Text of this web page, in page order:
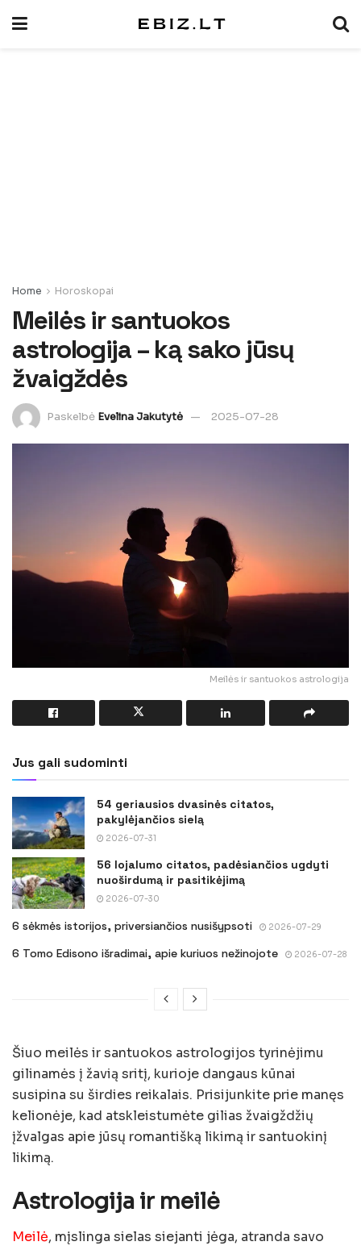
Home Horoskopai
Meilės ir santuokos
astrologija – ką sako jūsų
žvaigždės
Paskelbė Evelina Jakutytė 2025-07-28
Meilės ir santuokos astrologija
Jus gali sudominti
54 geriausios dvasinės citatos,
pakylėjančios sielą
2026-07-31
56 lojalumo citatos, padėsiančios ugdyti
nuoširdumą ir pasitikėjimą
2026-07-30
6 sėkmės istorijos, priversiančios nusišypsoti 2026-07-29
6 Tomo Edisono išradimai, apie kuriuos nežinojote 2026-07-28
Šiuo meilės ir santuokos astrologijos tyrinėjimu
gilinamės į žavią sritį, kurioje dangaus kūnai
susipina su širdies reikalais. Prisijunkite prie manęs
kelionėje, kad atskleistumėte gilias žvaigždžių
įžvalgas apie jūsų romantišką likimą ir santuokinį
likimą.
Astrologija ir meilė
Meilė, mįslinga sielas siejanti jėga, atranda savo